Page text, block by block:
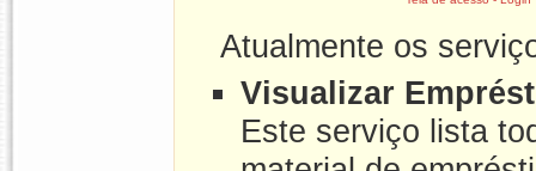
Atualmente os
Visualizar
Este serviço lista